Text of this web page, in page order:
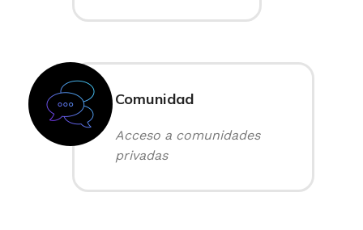
Comunidad
Acceso a comunidades
privadas